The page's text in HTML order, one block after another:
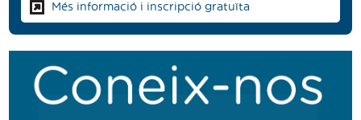
Més informació i inscripció gratuïta